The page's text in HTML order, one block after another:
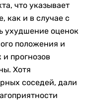
что указывает
как и в случае с
ухудшение оценок
положения и
прогнозов
Хотя
соседей, дали